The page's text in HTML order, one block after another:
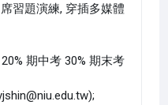
習題演練, 穿插多媒體
期中考 30% 期末考